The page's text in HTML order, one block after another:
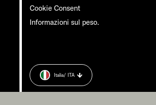
Cookie Consent
Informazioni sul peso.
Italia/ ITA